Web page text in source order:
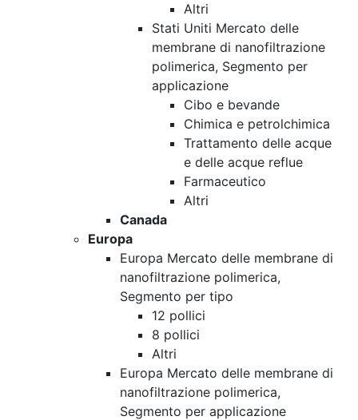
Altri
Stati Uniti Mercato delle
membrane di nanofiltrazione
polimerica, Segmento per
applicazione
Cibo e bevande
Chimica e petrolchimica
Trattamento delle acque
e delle acque reflue
Farmaceutico
Altri
Canada
Europa
Europa Mercato delle membrane di
nanofiltrazione polimerica,
Segmento per tipo
12 pollici
8 pollici
Altri
Europa Mercato delle membrane di
nanofiltrazione polimerica,
Segmento per applicazione